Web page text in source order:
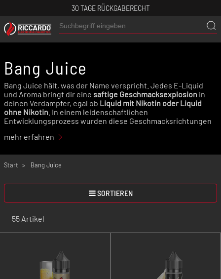
30 TAGE RÜCKGABERECHT
Bang Juice
Bang Juice hält, was der Name verspricht. Jedes E-Liquid
und Aroma bringt dir eine saftige Geschmacksexplosion in
deinen Verdampfer, egal ob Liquid mit Nikotin oder Liquid
ohne Nikotin . In einem leidenschaftlichen
Entwicklungsprozess wurden diese Geschmacksrichtungen
Begeisterung von Dampfern auf der ganzen Welt.
mehr erfahren
Start Bang Juice
SORTIEREN
55 Artikel